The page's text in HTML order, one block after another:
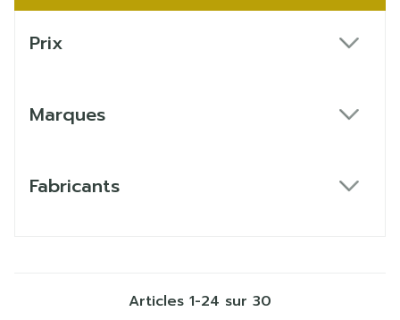
Prix
Marques
Fabricants
Articles 1-24 sur 30